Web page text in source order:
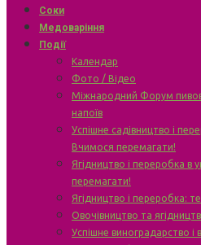
Соки
Медоваріння
Події
Календар
Фото / Відео
Міжнародний Форум
напоїв
Успішне садівництво і
Вчимося перемагати!
Ягідництво і переробка в
перемагати!
Ягідництво і переробка:
Овочівництво та
Успішне виноградарство і